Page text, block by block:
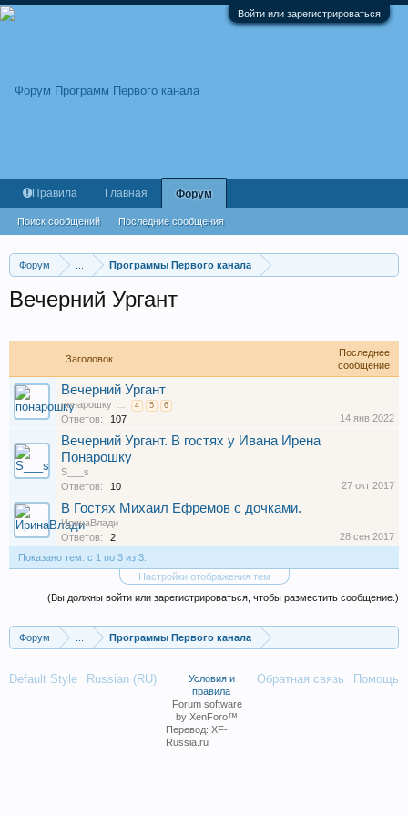
Войти или зарегистрироваться
Форум Программы Первого канала
Вечерний Ургант
Заголовок
Последнее
сообщение
Вечерний Ургант
понарошку ... 4 5 6
Ответов: 107 14 янв 2022
Вечерний Ургант. В гостях у Ивана Ирена
Понарошку
S___s
Ответов:
10 27 окт 2017
В Гостях Михаил Ефремов с дочками.
ИринаВлади
Ответов:
2
28 сен 2017
Показано тем: с 1 по 3 из 3.
Настройки отображения тем
(Вы должны войти или зарегистрироваться, чтобы разместить сообщение.)
Форум Программы Первого канала
Правила Главная Форум
Поиск сообщений Последние сообщения
Default Style Russian (RU) Обратная связь Помощь
Условия и
правила
Forum software
by XenForo™
Перевод: XF-
Russia.ru